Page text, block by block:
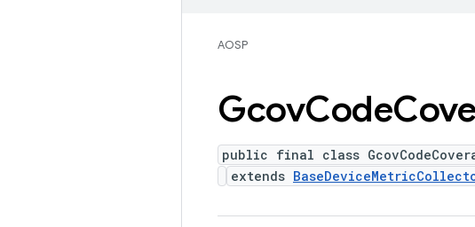
AOSP
GcovCode
public final class
extends